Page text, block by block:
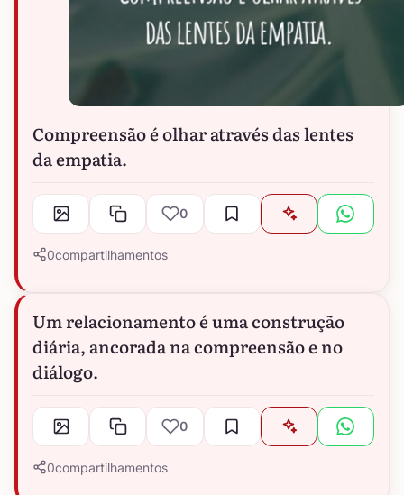
Compreensão é olhar através das lentes
da empatia.
0
0compartilhamentos
Um relacionamento é uma construção
diária, ancorada na compreensão e no
diálogo.
0
0compartilhamentos